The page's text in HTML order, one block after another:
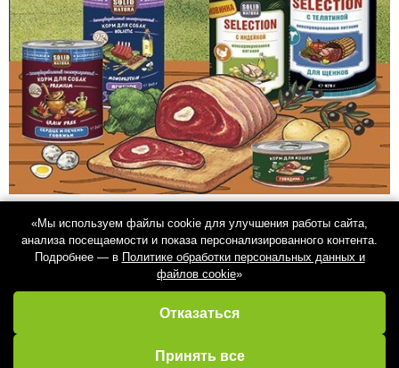
Избранное Кабинет
«Мы используем файлы cookie для улучшения работы сайта,
анализа посещаемости и показа персонализированного контента.
Подробнее — в Политике обработки персональных данных и
файлов cookie»
Отказаться
Принять все